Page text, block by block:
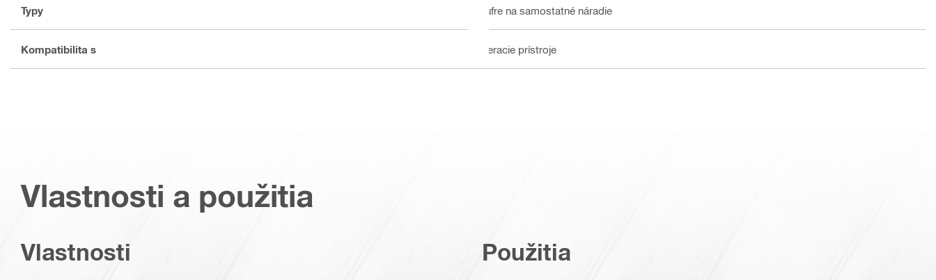
Typy Kufre na samostatné náradie
Kompatibilita s Meracie prístroje
Vlastnosti a použitia
Vlastnosti Použitia